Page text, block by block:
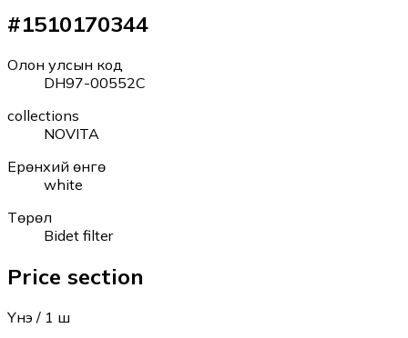
#1510170344
Олон улсын код
DH97-00552C
collections
NOVITA
Ерөнхий өнгө
white
Төрөл
Bidet filter
Price section
Үнэ / 1 ш